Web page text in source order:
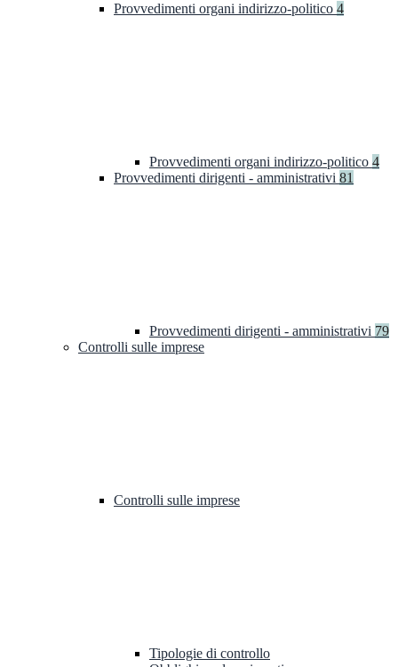
Provvedimenti organi indirizzo-politico 4
Provvedimenti organi indirizzo-politico 4
Provvedimenti dirigenti - amministrativi 81
Provvedimenti dirigenti - amministrativi 79
Controlli sulle imprese
Controlli sulle imprese
Tipologie di controllo